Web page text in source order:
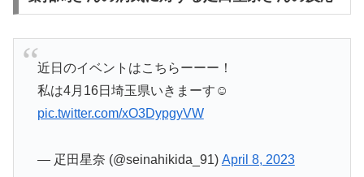
近日のイベントはこちらーーー！
私は4月16日埼玉県いきまーす☺️
pic.twitter.com/xO3DypgyVW
— 疋田星奈 (@seinahikida_91) April 8, 2023